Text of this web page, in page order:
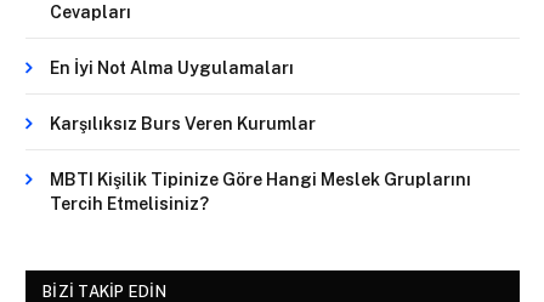
Cevapları
En İyi Not Alma Uygulamaları
Karşılıksız Burs Veren Kurumlar
MBTI Kişilik Tipinize Göre Hangi Meslek Gruplarını
Tercih Etmelisiniz?
BIZI TAKIP EDIN